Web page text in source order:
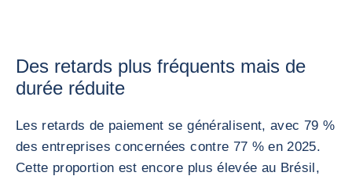
Des retards plus fréquents mais de
durée réduite
Les retards de paiement se généralisent, avec 79 %
des entreprises concernées contre 77 % en 2025.
Cette proportion est encore plus élevée au Brésil,